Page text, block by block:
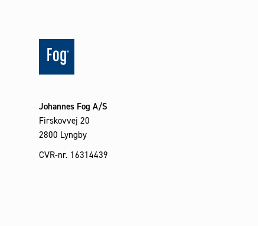
Johannes Fog A/S
Firskovvej 20
2800 Lyngby
CVR-nr. 16314439